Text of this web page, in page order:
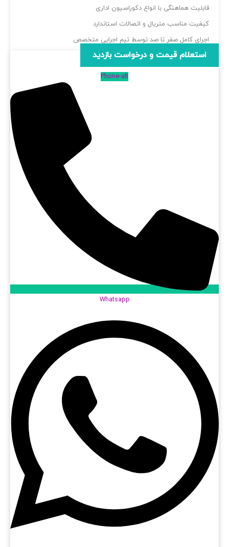
قابلیت هماهنگی با انواع دکوراسیون اداری
کیفیت مناسب متریال و اتصالات استاندارد
اجرای کامل صفر تا صد توسط تیم اجرایی متخصص
استعلام قیمت و درخواست بازدید
Phone-alt
Whatsapp